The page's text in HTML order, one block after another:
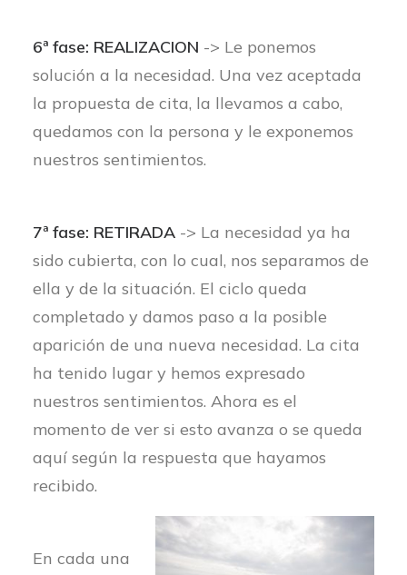
6ª fase: REALIZACION -> Le ponemos
solución a la necesidad. Una vez aceptada
la propuesta de cita, la llevamos a cabo,
quedamos con la persona y le exponemos
nuestros sentimientos.
7ª fase: RETIRADA -> La necesidad ya ha
sido cubierta, con lo cual, nos separamos de
ella y de la situación. El ciclo queda
completado y damos paso a la posible
aparición de una nueva necesidad. La cita
ha tenido lugar y hemos expresado
nuestros sentimientos. Ahora es el
momento de ver si esto avanza o se queda
aquí según la respuesta que hayamos
recibido.
En cada una